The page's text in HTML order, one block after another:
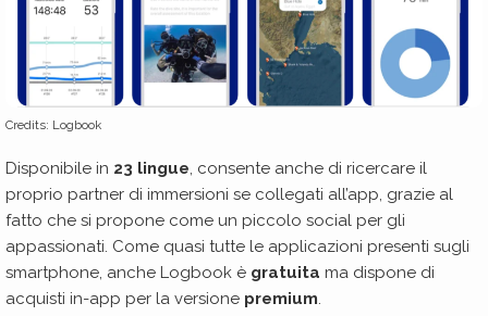
Credits: Logbook
Disponibile in 23 lingue, consente anche di ricercare il
proprio partner di immersioni se collegati all’app, grazie al
fatto che si propone come un piccolo social per gli
appassionati. Come quasi tutte le applicazioni presenti sugli
smartphone, anche Logbook è gratuita ma dispone di
acquisti in-app per la versione premium.